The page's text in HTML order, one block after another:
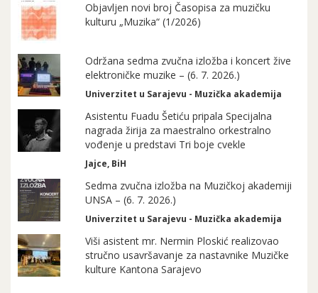
Objavljen novi broj Časopisa za muzičku
kulturu „Muzika“ (1/2026)
Održana sedma zvučna izložba i koncert žive
elektroničke muzike – (6. 7. 2026.)
Univerzitet u Sarajevu - Muzička akademija
Asistentu Fuadu Šetiću pripala Specijalna
nagrada žirija za maestralno orkestralno
vođenje u predstavi Tri boje cvekle
Jajce, BiH
Sedma zvučna izložba na Muzičkoj akademiji
UNSA – (6. 7. 2026.)
Univerzitet u Sarajevu - Muzička akademija
Viši asistent mr. Nermin Ploskić realizovao
stručno usavršavanje za nastavnike Muzičke
kulture Kantona Sarajevo